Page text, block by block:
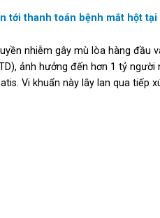
tới thanh toán bệnh mắt hột tại
nhiễm gây mù lòa hàng đầu
ảnh hưởng đến hơn 1 tỷ người
Vi khuẩn này lây lan qua tiếp